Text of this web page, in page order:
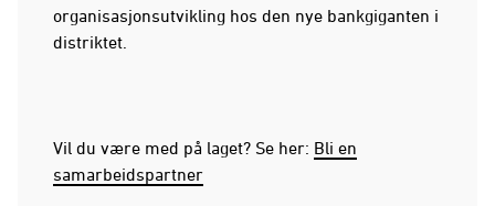
organisasjonsutvikling hos den nye bankgiganten i
distriktet.
Vil du være med på laget? Se her: Bli en
samarbeidspartner